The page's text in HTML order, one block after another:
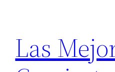
contenido
Las